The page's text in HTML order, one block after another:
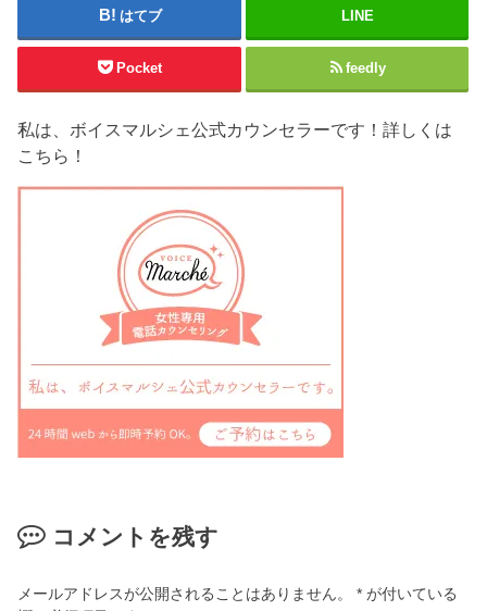
はてブ LINE
Pocket feedly
私は、ボイスマルシェ公式カウンセラーです！詳しくは
こちら！
コメントを残す
メールアドレスが公開されることはありません。 * が付いている